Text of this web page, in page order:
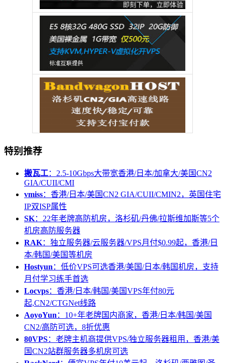
特别推荐
搬瓦工：2.5-10Gbps大带宽香港/日本/加拿大/美国CN2
GIA/CUII/CMI
vmiss：香港/日本/美国CN2 GIA/CUII/CMIN2，英国住宅
IP双ISP属性
SK：22年老牌高防机房，洛杉矶/丹佛/拉斯维加斯等5个
机房高防服务器
RAK：独立服务器/云服务器/VPS月付$0.99起，香港/日
本/韩国/美国等机房
Hostyun ：低价VPS可选香港/美国/日本/韩国机房，支持
月付学习练手首选
Locvps：香港/日本/韩国/美国VPS年付80元
起,CN2/CTGNet线路
AoyoYun ：10+年老牌国内商家，香港/日本/韩国/美国
CN2/高防可选，8折优惠
80VPS：老牌主机商提供VPS/独立服务器租用，香港/美
国CN2站群服务器多机房可选